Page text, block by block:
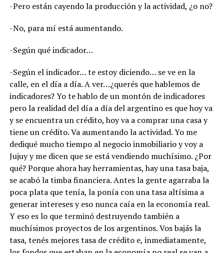
-Pero están cayendo la producción y la actividad, ¿o no?
-No, para mí está aumentando.
-Según qué indicador…
-Según el indicador… te estoy diciendo… se ve en la
calle, en el día a día. A ver…¿querés que hablemos de
indicadores? Yo te hablo de un montón de indicadores
pero la realidad del día a día del argentino es que hoy va
y se encuentra un crédito, hoy va a comprar una casa y
tiene un crédito. Va aumentando la actividad. Yo me
dediqué mucho tiempo al negocio inmobiliario y voy a
Jujuy y me dicen que se está vendiendo muchísimo. ¿Por
qué? Porque ahora hay herramientas, hay una tasa baja,
se acabó la timba financiera. Antes la gente agarraba la
poca plata que tenía, la ponía con una tasa altísima a
generar intereses y eso nunca caía en la economía real.
Y eso es lo que terminó destruyendo también a
muchísimos proyectos de los argentinos. Vos bajás la
tasa, tenés mejores tasa de crédito e, inmediatamente,